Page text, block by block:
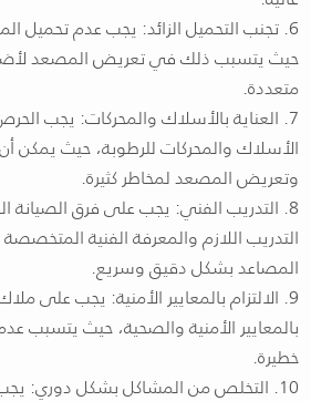
6. تجنب التحميل الزائد: يجب عدم تحميل
حيث يتسبب ذلك في تعريض المصعد
متعددة.
7. العناية بالأسلاك والمحركات: يجب
الأسلاك والمحركات للرطوبة، حيث يمكن
وتعريض المصعد لمخاطر كثيرة.
8. التدريب الفني: يجب على فرق الصيانة
التدريب اللازم والمعرفة الفنية
المصاعد بشكل دقيق وسريع.
9. الالتزام بالمعايير الأمنية: يجب على
بالمعايير الأمنية والصحية، حيث يتسبب عدم
خطيرة.
10. التخلص من المشاكل بشكل دوري: